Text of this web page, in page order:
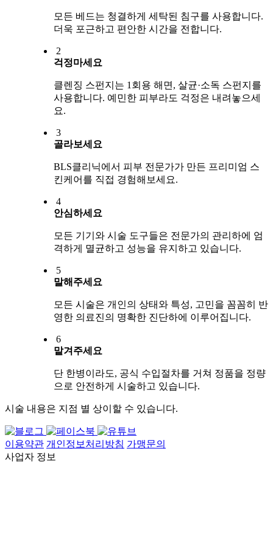
모든 베드는 청결하게 세탁된 침구를 사용합니다.
더욱 포근하고 편안한 시간을 전합니다.
2
걱정마세요
클렌징 스펀지는 1회용 해면, 살균·소독 스펀지를
사용합니다. 예민한 피부라도 걱정은 내려놓으세
요.
3
골라보세요
BLS클리닉에서 피부 전문가가 만든 프리미엄 스
킨케어를 직접 경험해보세요.
4
안심하세요
모든 기기와 시술 도구들은 전문가의 관리하에 엄
격하게 멸균하고 성능을 유지하고 있습니다.
5
말해주세요
모든 시술은 개인의 상태와 특성, 고민을 꼼꼼히 반
영한 의료진의 명확한 진단하에 이루어집니다.
6
맡겨주세요
단 한병이라도, 공식 수입절차를 거쳐 정품을 정량
으로 안전하게 시술하고 있습니다.
시술 내용은 지점 별 상이할 수 있습니다.
이용약관 개인정보처리방침 가맹문의
사업자 정보